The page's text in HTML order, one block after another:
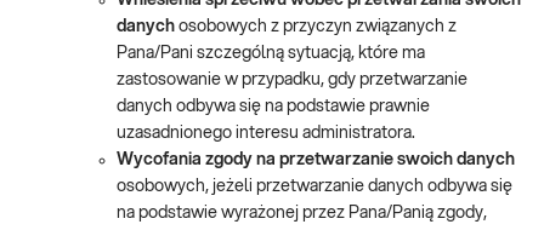
danych osobowych z przyczyn związanych z
Pana/Pani szczególną sytuacją, które ma
zastosowanie w przypadku, gdy przetwarzanie
danych odbywa się na podstawie prawnie
uzasadnionego interesu administratora.
Wycofania zgody na przetwarzanie swoich danych
osobowych, jeżeli przetwarzanie danych odbywa się
na podstawie wyrażonej przez Pana/Panią zgody,